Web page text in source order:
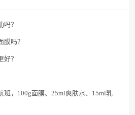
？
吗？
？
班，100g面膜、25ml爽肤水、15ml乳